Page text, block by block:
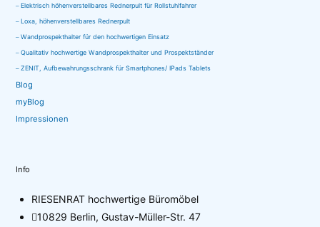
werden
Elektrisch höhenverstellbares Rednerpult für Rollstuhlfahrer
Loxa, höhenverstellbares Rednerpult
Wandprospekthalter für den hochwertigen Einsatz
Qualitativ hochwertige Wandprospekthalter und Prospektständer
ZENIT, Aufbewahrungsschrank für Smartphones/ IPads Tablets
Blog
myBlog
Impressionen
Info
RIESENRAT hochwertige Büromöbel
10829 Berlin, Gustav-Müller-Str. 47